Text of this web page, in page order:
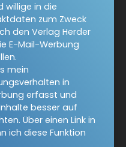
Datenschutz
Impressum
willige in die
zum Zweck
den Verlag Herder
E-Mail-Werbung
mein
in
erfasst und
besser auf
Über einen Link in
ich diese Funktion